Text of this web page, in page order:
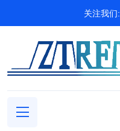
关注我们: